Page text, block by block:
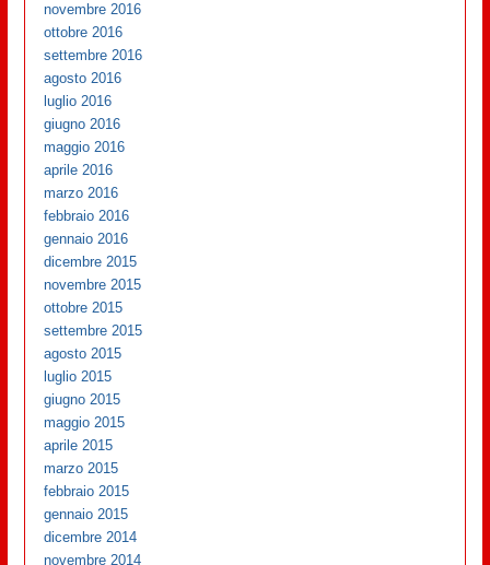
novembre 2016
ottobre 2016
settembre 2016
agosto 2016
luglio 2016
giugno 2016
maggio 2016
aprile 2016
marzo 2016
febbraio 2016
gennaio 2016
dicembre 2015
novembre 2015
ottobre 2015
settembre 2015
agosto 2015
luglio 2015
giugno 2015
maggio 2015
aprile 2015
marzo 2015
febbraio 2015
gennaio 2015
dicembre 2014
novembre 2014